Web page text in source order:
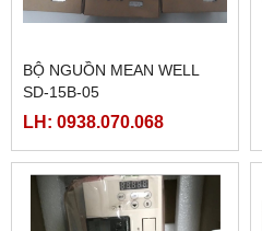
BỘ NGUỒN MEAN WELL
SD-15B-05
LH: 0938.070.068